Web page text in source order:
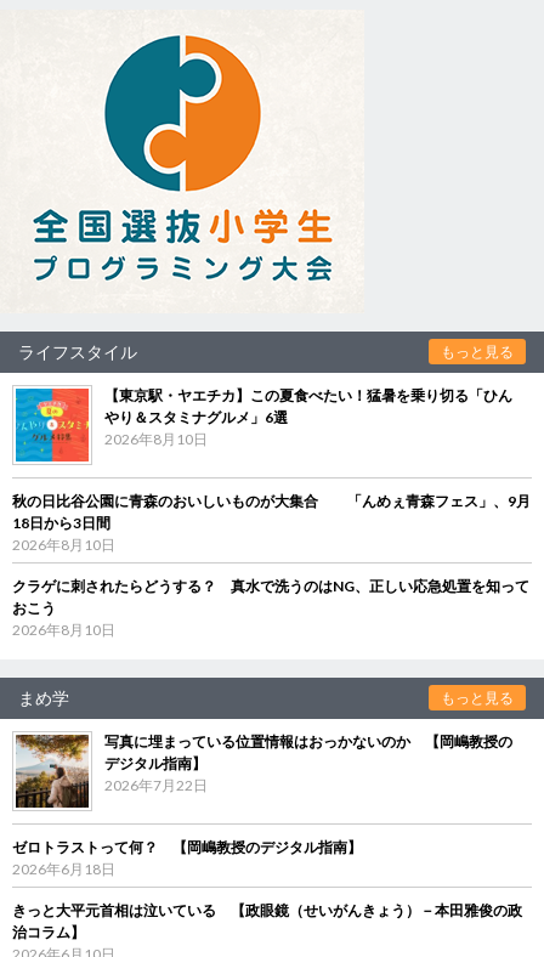
ライフスタイル もっと見る
【東京駅・ヤエチカ】この夏食べたい！猛暑を乗り切る「ひん
やり＆スタミナグルメ」6選
2026年8月10日
秋の日比谷公園に青森のおいしいものが大集合 「んめぇ青森フェス」、9月
18日から3日間
2026年8月10日
クラゲに刺されたらどうする？ 真水で洗うのはNG、正しい応急処置を知って
おこう
2026年8月10日
まめ学 もっと見る
写真に埋まっている位置情報はおっかないのか 【岡嶋教授の
デジタル指南】
2026年7月22日
ゼロトラストって何？ 【岡嶋教授のデジタル指南】
2026年6月18日
きっと大平元首相は泣いている 【政眼鏡（せいがんきょう）－本田雅俊の政
治コラム】